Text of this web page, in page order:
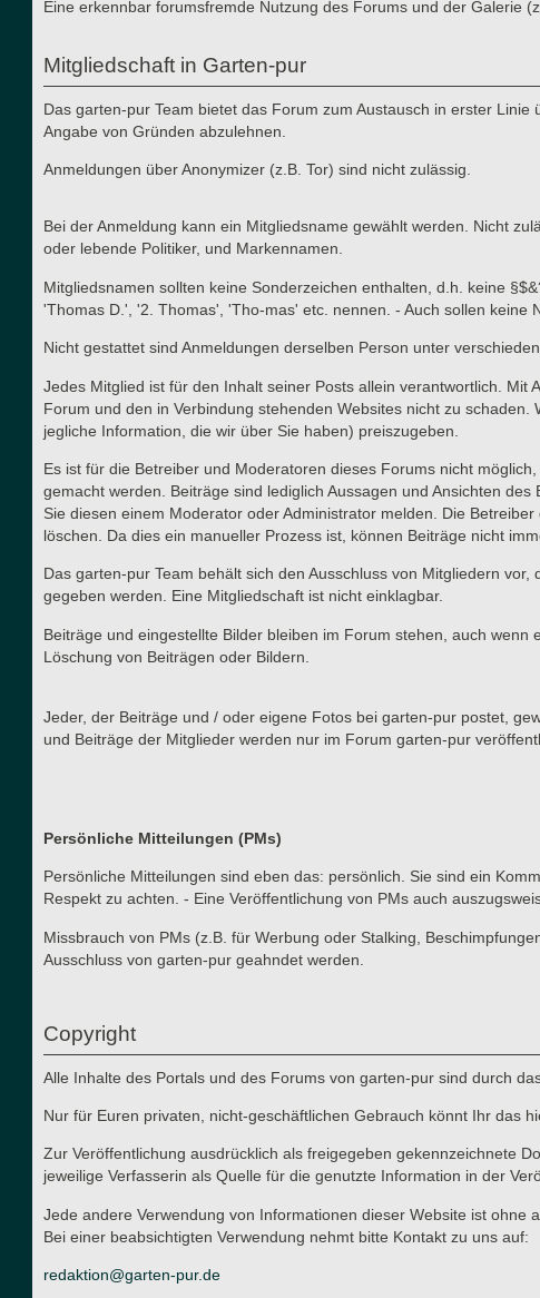
Eine erkennbar forumsfremde Nutzung des Forums und der Galerie
Mitgliedschaft in Garten-pur
Das garten-pur Team bietet das Forum zum Austausch in erster
Angabe von Gründen abzulehnen.
Anmeldungen über Anonymizer (z.B. Tor) sind nicht zulässig.
Bei der Anmeldung kann ein Mitgliedsname gewählt werden. Nicht
oder lebende Politiker, und Markennamen.
Mitgliedsnamen sollten keine Sonderzeichen enthalten, d.h. keine
'Thomas D.', '2. Thomas', 'Tho-mas' etc. nennen. - Auch sollen keine
Nicht gestattet sind Anmeldungen derselben Person unter
Jedes Mitglied ist für den Inhalt seiner Posts allein verantwortlich.
Forum und den in Verbindung stehenden Websites nicht zu
jegliche Information, die wir über Sie haben) preiszugeben.
Es ist für die Betreiber und Moderatoren dieses Forums nicht
gemacht werden. Beiträge sind lediglich Aussagen und Ansichten
Sie diesen einem Moderator oder Administrator melden. Die
löschen. Da dies ein manueller Prozess ist, können Beiträge nicht
Das garten-pur Team behält sich den Ausschluss von Mitgliedern
gegeben werden. Eine Mitgliedschaft ist nicht einklagbar.
Beiträge und eingestellte Bilder bleiben im Forum stehen, auch
Löschung von Beiträgen oder Bildern.
Jeder, der Beiträge und / oder eigene Fotos bei garten-pur postet,
und Beiträge der Mitglieder werden nur im Forum garten-pur
Persönliche Mitteilungen (PMs)
Persönliche Mitteilungen sind eben das: persönlich. Sie sind ein
Respekt zu achten. - Eine Veröffentlichung von PMs auch
Missbrauch von PMs (z.B. für Werbung oder Stalking,
Ausschluss von garten-pur geahndet werden.
Copyright
Alle Inhalte des Portals und des Forums von garten-pur sind durch
Nur für Euren privaten, nicht-geschäftlichen Gebrauch könnt Ihr das
Zur Veröffentlichung ausdrücklich als freigegeben gekennzeichnete
jeweilige Verfasserin als Quelle für die genutzte Information in der
Jede andere Verwendung von Informationen dieser Website ist ohne
Bei einer beabsichtigten Verwendung nehmt bitte Kontakt zu uns auf:
redaktion@garten-pur.de